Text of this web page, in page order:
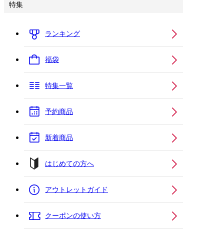
特集
ランキング
福袋
特集一覧
予約商品
新着商品
はじめての方へ
アウトレットガイド
クーポンの使い方